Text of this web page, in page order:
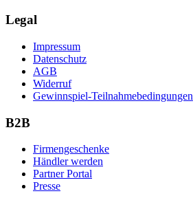
Legal
Impressum
Datenschutz
AGB
Widerruf
Gewinnspiel-Teilnahmebedingungen
B2B
Firmengeschenke
Händler werden
Partner Portal
Presse